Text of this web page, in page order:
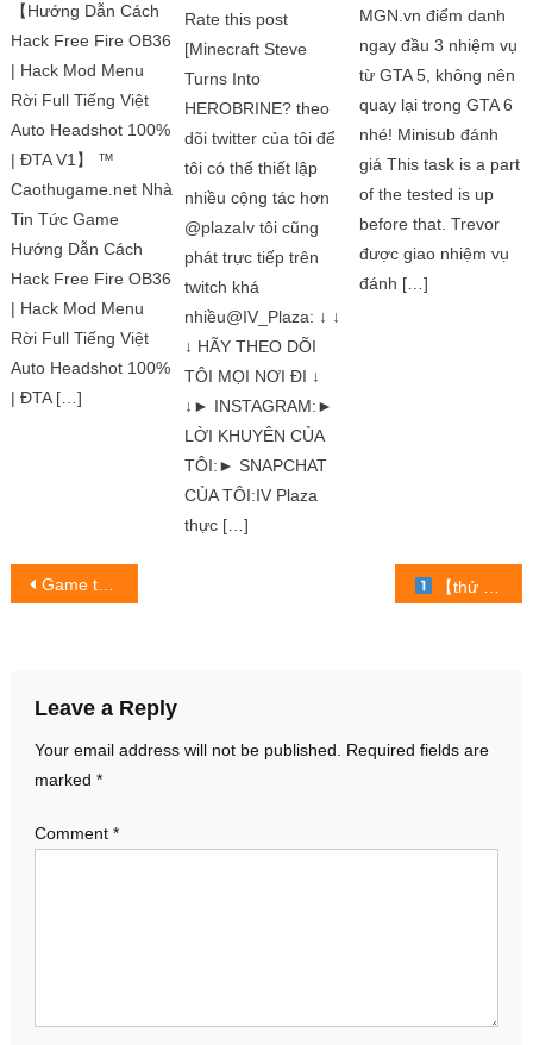
【Hướng Dẫn Cách
Hack Free Fire OB36
| Hack Mod Menu
Rời Full Tiếng Việt
Auto Headshot 100%
| ĐTA V1】 ™
Caothugame.net Nhà
Tin Tức Game
Hướng Dẫn Cách
Hack Free Fire OB36
| Hack Mod Menu
Rời Full Tiếng Việt
Auto Headshot 100%
| ĐTA […]
Rate this post
[Minecraft Steve
Turns Into
HEROBRINE? theo
dõi twitter của tôi để
tôi có thể thiết lập
nhiều cộng tác hơn
@plazaIv tôi cũng
phát trực tiếp trên
twitch khá
nhiều@IV_Plaza: ↓ ↓
↓ HÃY THEO DÕI
TÔI MỌI NƠI ĐI ↓
↓► INSTAGRAM:►
LỜI KHUYÊN CỦA
TÔI:► SNAPCHAT
CỦA TÔI:IV Plaza
thực […]
MGN.vn điểm danh
ngay đầu 3 nhiệm vụ
từ GTA 5, không nên
quay lại trong GTA 6
nhé! Minisub đánh
giá This task is a part
of the tested is up
before that. Trevor
được giao nhiệm vụ
đánh […]
Post
Game thủ sẽ “nuôi thú cưng” khi đi rừng vào mùa giải 2023 【thử thách các con cá mở bản đồ trong trò chơi câu cá và cuộc sống # 1】 ™
Leave a Reply
Your email address will not be published.
Required fields are
marked *
Comment *